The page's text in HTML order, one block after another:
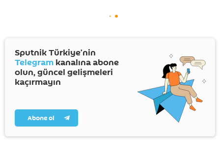
Sputnik Türkiye’nin
Telegram kanalına abone
olun, güncel gelişmeleri
kaçırmayın
Abone ol